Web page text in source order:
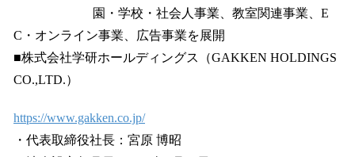
園・学校・社会人事業、教室関連事業、E
C・オンライン事業、広告事業を展開
■株式会社学研ホールディングス（GAKKEN HOLDINGS
CO.,LTD.）
https://www.gakken.co.jp/
・代表取締役社長：宮原 博昭